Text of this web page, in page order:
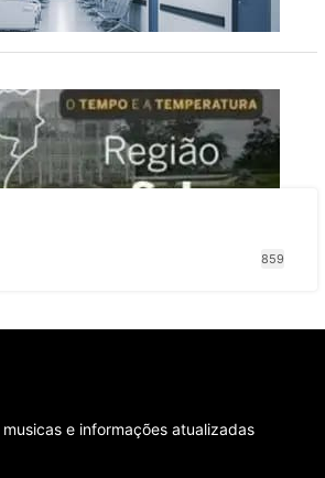
E A TEMPERATURA: Sul terá
frio e possibilidade de trovoadas
domingo (9)
859
e informações atualizadas